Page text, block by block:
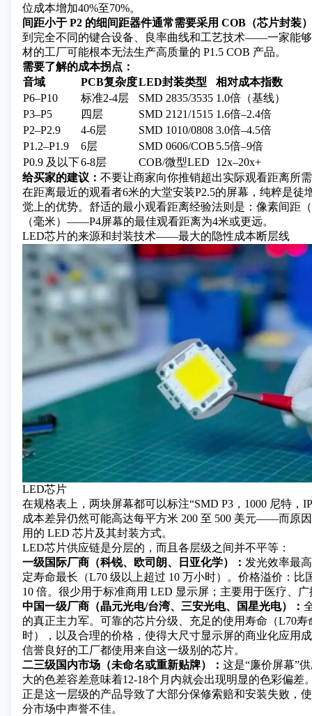
位成本增加40%至70%。
间距小于 P2 的细间距器件通常需要采用 COB（芯片封装）
到完全不同的键合设备、良率曲线和工艺技术——一家能够
材的工厂可能根本无法生产高质量的 P1.5 COB 产品。
需要了解的成本拐点：
音域
PCB复杂度LED封装类型
相对成本指数
P6–P10
标准2-4层 SMD 2835/3535 1.0倍（基线）
P3–P5
四层 SMD 2121/1515 1.6倍–2.4倍
P2–P2.9
4-6层 SMD 1010/0808 3.0倍–4.5倍
P1.2–P1.9
6层 SMD 0606/COB 5.5倍–9倍
P0.9 及以下6-8层 COB/微型LED
12x–20x+
给买家的建议： 不要让商家向你推销超出实际观看距离所
在距离最近的观看者6米的大堂安装P2.5的屏幕，纯粹是徒
觉上的优势。舒适的最小观看距离经验法则是：像素间距
（毫米）——P4屏幕的最佳观看距离为4米或更远。
LED芯片的来源和封装技术——最大的隐性成本断层线
LED芯片
在规格表上，两块屏幕都可以标注“SMD P3，1000 尼特，
成本差异仍然可能高达每平方米 200 至 500 美元——而原
用的 LED 芯片及其封装方式。
LED芯片供应链是分层的，而且各层级之间并不平等：
一级国际厂商（科锐、欧司朗、日亚化学）： 发光效率最
定寿命最长（L70 级以上超过 10 万小时）。价格溢价：比
10 倍。很少用于标准商用 LED 显示屏；主要用于医疗、
中国一级厂商（晶元光电/台湾、三安光电、国星光电）：
的真正主力军。可靠的芯片分级、充足的使用寿命（L70寿
时），以及合理的价格，使得大尺寸显示屏的商业化应用
信誉良好的工厂都使用来自这一级别的芯片。
二三级国内市场（未命名或重新贴牌）： 这是“廉价屏幕”
大的色差容差意味着12-18个月内就会出现明显的色彩偏差
正是这一层级的产品导致了大部分保修索赔和安装失败，
分市场中声誉不佳。